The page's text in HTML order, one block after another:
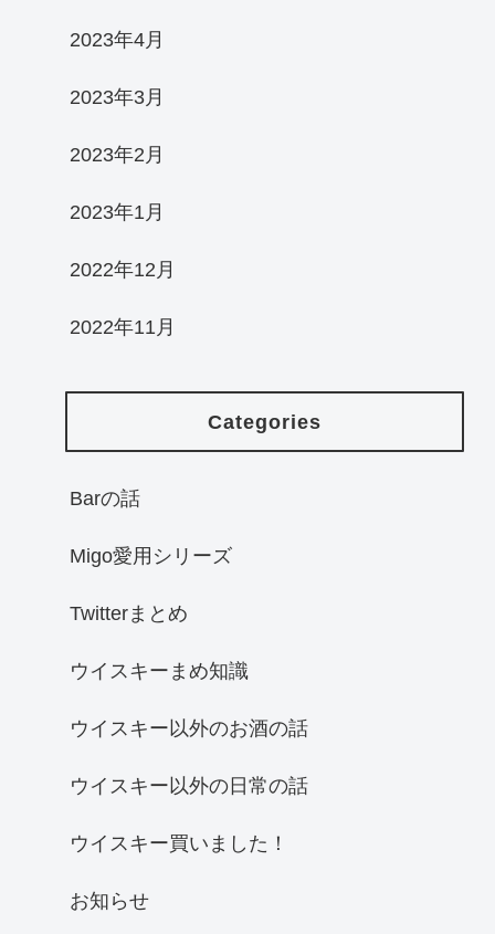
2023年4月
2023年3月
2023年2月
2023年1月
2022年12月
2022年11月
Categories
Barの話
Migo愛用シリーズ
Twitterまとめ
ウイスキーまめ知識
ウイスキー以外のお酒の話
ウイスキー以外の日常の話
ウイスキー買いました！
お知らせ